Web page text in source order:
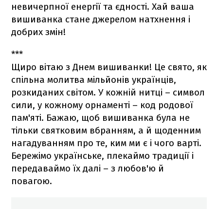
невичерпної енергії та єдності. Хай ваша
вишиванка стане джерелом натхнення і
добрих змін!
***
Щиро вітаю з Днем вишиванки! Це свято, як
спільна молитва мільйонів українців,
розкиданих світом. У кожній нитці – символ
сили, у кожному орнаменті – код родової
пам'яті. Бажаю, щоб вишиванка була не
тільки святковим вбранням, а й щоденним
нагадуванням про те, ким ми є і чого варті.
Бережімо українське, плекаймо традиції і
передаваймо їх далі – з любов'ю й
повагою.